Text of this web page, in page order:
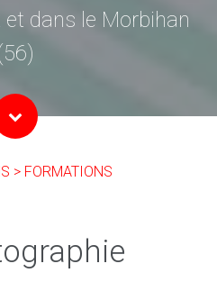
et dans le Morbihan
> FORMATIONS